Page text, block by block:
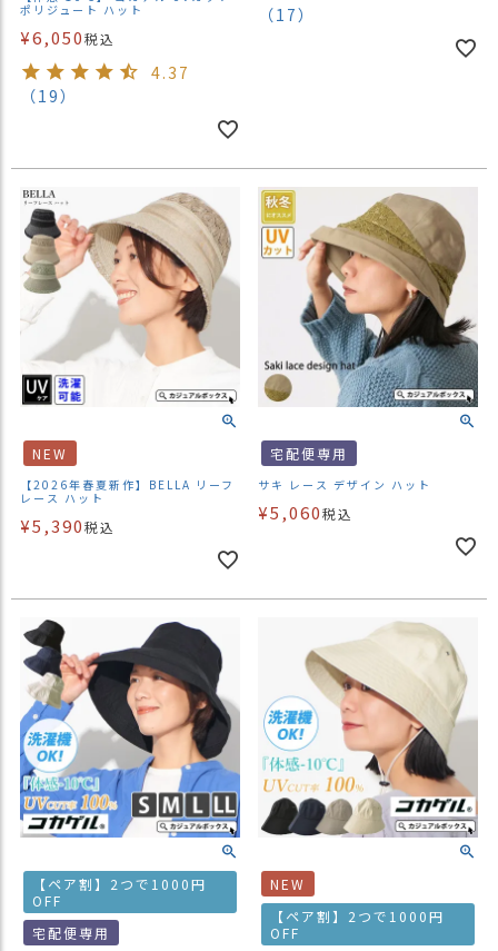
ポリジュート ハット
¥6,050税込
4.37
（19）
（17）
NEW
【2026年春夏新作】BELLA リーフ
レース ハット
¥5,390税込
宅配便専用
サキ レース デザイン ハット
¥5,060税込
【ペア割】2つで1000円
OFF
宅配便専用
NEW
【ペア割】2つで1000円
OFF